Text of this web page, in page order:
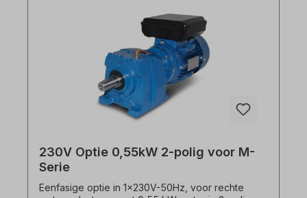
worden ingeschakeld Eenvoudige vervanging
van de ventilator, waarbij de vervangingstijd
automatisch wordt weergegeven PLC-reeksen
programmeerbaar met functieblokken digitale en
analoge I/O, Modbus TCP, Ethernet/IP, Profibus
DP, CANopen (in voorbereiding: Profinet,
EtherCAT)
230V Optie 0,55kW 2-polig voor M-
Serie
Eenfasige optie in 1x230V-50Hz, voor rechte